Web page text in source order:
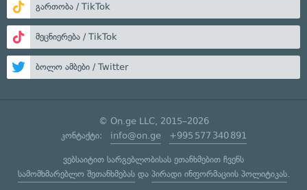
გართობა / TikTok
მეცნიერება / TikTok
ბოლო ამბები / Twitter
© On.ge LLC, 2015–2026
კონტაქტი: info@on.ge +995 577 340 891
ვებსაიტით სარგებლობისას ეთანხმებით ჩვენს
სამომხმარებლო შეთანხმებასდა პირადი ინფორმაციის პოლიტიკას.